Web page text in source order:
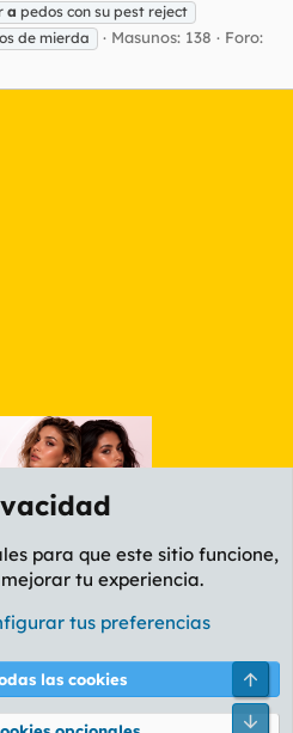
a pedos con su pest reject
de mierda
Masunos: 138
Foro:
AMARILLO
Política de privacidad Ayuda
para que este sitio funcione,
tu experiencia.
tus preferencias
las cookies
Pie